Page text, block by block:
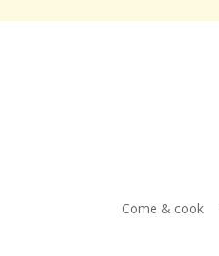
Come & cook